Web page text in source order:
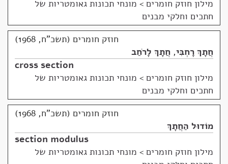
מילון חוזק חומרים > מונחי תכונות גאומטריות של
חתכים וחלקי מבנים
חוזק חומרים (תשכ"ח, 1968)
חֲתָךְ רָחְבִּי, חֲתָךְ לָרֹחַב
cross section
מילון חוזק חומרים > מונחי תכונות גאומטריות של
חתכים וחלקי מבנים
חוזק חומרים (תשכ"ח, 1968)
מוֹדוּל הַחֲתָךְ
section modulus
מילון חוזק חומרים > מונחי תכונות גאומטריות של